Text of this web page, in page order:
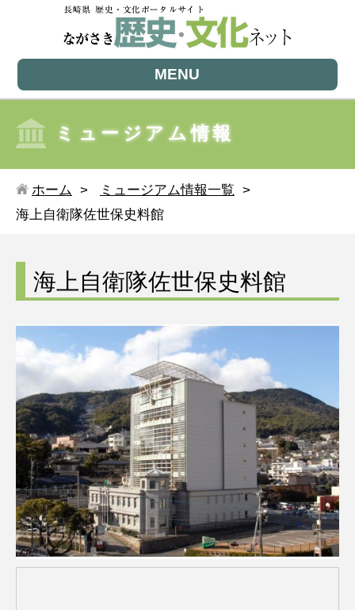
MENU
ミュージアム情報
ホーム
ミュージアム情報一覧
海上自衛隊佐世保史料館
海上自衛隊佐世保史料館